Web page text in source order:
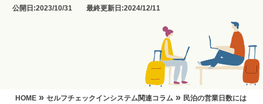
公開日:2023/10/31 最終更新日:2024/12/11
HOME »セルフチェックインシステム関連コラム » 民泊の営業日数には